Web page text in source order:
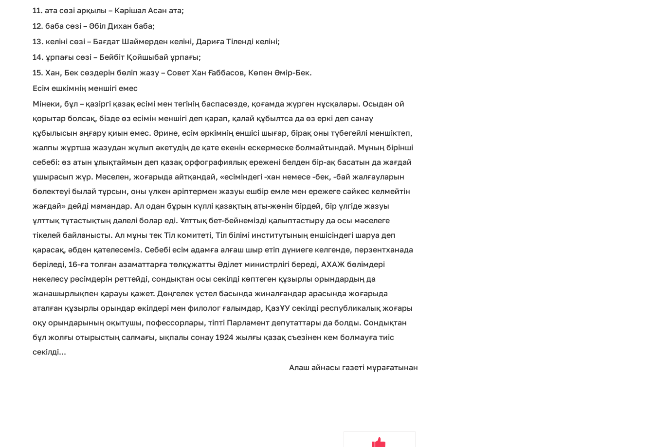
11. ата сөзі арқылы – Кәрішал Асан ата;
12. баба сөзі – Әбіл Дихан баба;
13. келіні сөзі – Бағдат Шаймерден келіні, Дариға Тіленді келіні;
14. ұрпағы сөзі – Бейбіт Қойшыбай ұрпағы;
15. Хан, Бек сөздерін бөліп жазу – Совет Хан Ғаббасов, Көпен Әмір-Бек.
Есім ешкімнің меншігі емес
Мінеки, бұл – қазіргі қазақ есімі мен тегінің баспасөзде, қоғамда жүрген нұсқалары. Осыдан ой
қорытар болсақ, бізде өз есімін меншігі деп қарап, қалай құбылтса да өз еркі деп санау
құбылысын аңғару қиын емес. Әрине, есім әркімнің еншісі шығар, бірақ оны түбегейлі меншіктеп,
жалпы жұртша жазудан жұлып әкетудің де қате екенін ескермеске болмайтындай. Мұның бірінші
себебі: өз атын ұлықтаймын деп қазақ орфографиялық ережені белден бір-ақ басатын да жағдай
ұшырасып жүр. Мәселен, жоғарыда айтқандай, «есіміндегі -хан немесе -бек, -бай жалғауларын
бөлектеуі былай тұрсын, оны үлкен әріптермен жазуы ешбір емле мен ережеге сәйкес келмейтін
жағдай» дейді мамандар. Ал одан бұрын күллі қазақтың аты-жөнін бірдей, бір үлгіде жазуы
ұлттық тұтастықтың дәлелі болар еді. Ұлттық бет-бейнемізді қалыптастыру да осы мәселеге
тікелей байланысты. Ал мұны тек Тіл комитеті, Тіл білімі институтының еншісіндегі шаруа деп
қарасақ, әбден қателесеміз. Себебі есім адамға алғаш шыр етіп дүниеге келгенде, перзентханада
беріледі, 16-ға толған азаматтарға төлқұжатты Әділет министрлігі береді, АХАЖ бөлімдері
некелесу рәсімдерін реттейді, сондықтан осы секілді көптеген құзырлы орындардың да
жанашырлықпен қарауы қажет. Дөңгелек үстел басында жиналғандар арасында жоғарыда
аталған құзырлы орындар өкілдері мен филолог ғалымдар, ҚазҰУ секілді республикалық жоғары
оқу орындарының оқытушы, пофессорлары, тіпті Парламент депутаттары да болды. Сондықтан
бұл жолғы отырыстың салмағы, ықпалы сонау 1924 жылғы қазақ съезінен кем болмауға тиіс
секілді...
Алаш айнасы газеті мұрағатынан